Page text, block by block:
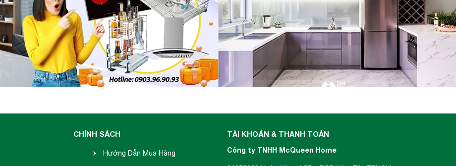
CHÍNH SÁCH
Hướng Dẫn Mua Hàng
TÀI KHOẢN & THANH TOÁN
Công ty TNHH McQueen Home